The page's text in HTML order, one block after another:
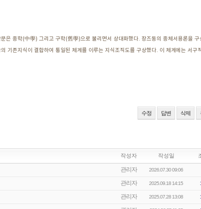
중학(中學) 그리고 구학(舊學)으로 불리면서 상대화했다. 장즈둥의 중체서용론을 구
존지식이 결합하여 통일된 체계를 이루는 지식조직도를 구상했다. 이 체계에는 서구
수정 답변 삭제
작성자 작성일
관리자 2026.07.30 09:06
관리자 2025.09.18 14:15
관리자 2025.07.28 13:08